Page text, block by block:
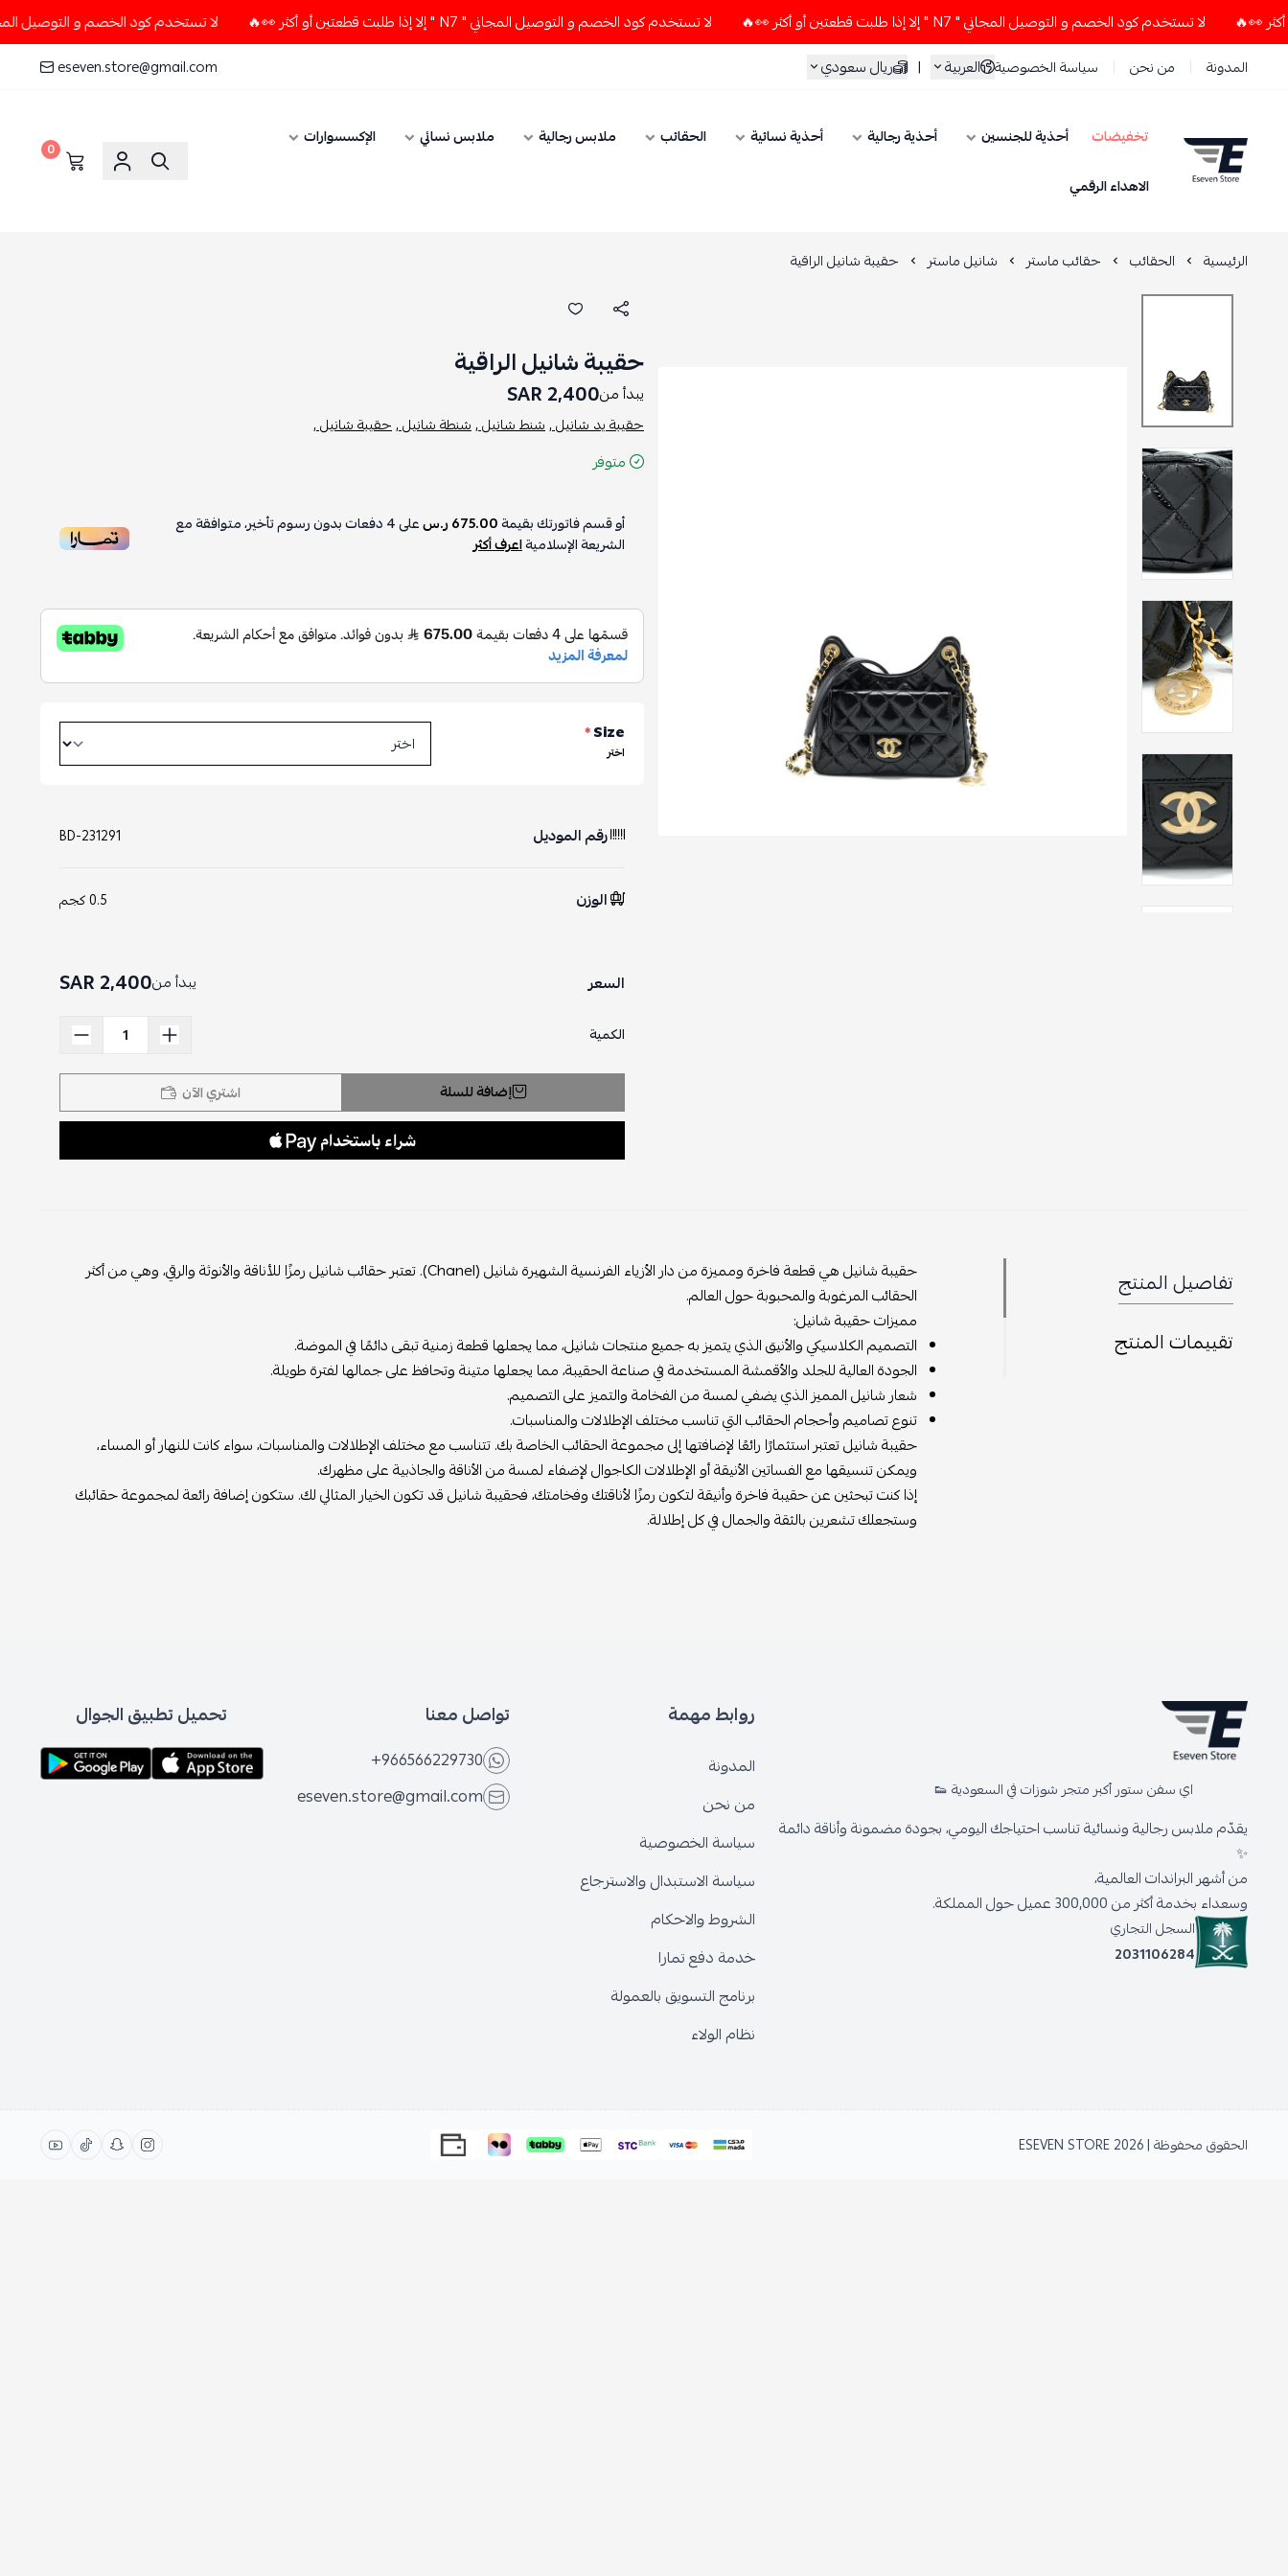
لا تستخدم كود الخصم و التوصيل المجاني " N7 " إلا إذا طلبت قطعتين أو أكثر 👀🔥 لا تستخدم كود الخصم و التوصيل المجاني " N7 " إلا إذا طلبت قطعتين أو أكثر 👀🔥 لا تستخدم كود الخصم و التوصيل المجاني " N7 " إلا إذا طلبت قطعتين أو أكثر 👀🔥
المدونة من نحن سياسة الخصوصية العربية | ريال سعودي eseven.store@gmail.com
ESEVEN STORE
تخفيضات أحذية للجنسين أحذية رجالية أحذية نسائية الحقائب ملابس رجالية ملابس نسائي
الإكسسوارات
الاهداء الرقمي
0
الرئيسية الحقائب حقائب ماستر شانيل ماستر حقيبة شانيل الراقية
حقيبة شانيل الراقية
يبدأ من2,400 SAR
حقيبة يد شانيل ,شنط شانيل ,شنطة شانيل ,حقيبة شانيل ,
متوفر
أو قسم فاتورتك بقيمة675.00 ر.س على4دفعات بدون رسوم تأخير، متوافقة مع
الشريعة الإسلاميةاعرف أكثر
Size
*
اختر
رقم الموديل BD-231291
الوزن 0.5 كجم
السعر يبدأ من2,400 SAR
الكمية
إضافة للسلة اشتري الآن
تفاصيل المنتج
تقييمات المنتج
حقيبة شانيل هي قطعة فاخرة ومميزة من دار الأزياء الفرنسية الشهيرة شانيل (Chanel). تعتبر حقائب شانيل رمزًا للأناقة والأنوثة والرقي، وهي من أكثر
الحقائب المرغوبة والمحبوبة حول العالم.
مميزات حقيبة شانيل:
التصميم الكلاسيكي والأنيق الذي يتميز به جميع منتجات شانيل، مما يجعلها قطعة زمنية تبقى دائمًا في الموضة.
الجودة العالية للجلد والأقمشة المستخدمة في صناعة الحقيبة، مما يجعلها متينة وتحافظ على جمالها لفترة طويلة.
شعار شانيل المميز الذي يضفي لمسة من الفخامة والتميز على التصميم.
تنوع تصاميم وأحجام الحقائب التي تناسب مختلف الإطلالات والمناسبات.
حقيبة شانيل تعتبر استثمارًا رائعًا لإضافتها إلى مجموعة الحقائب الخاصة بك. تتناسب مع مختلف الإطلالات والمناسبات، سواء كانت للنهار أو المساء،
ويمكن تنسيقها مع الفساتين الأنيقة أو الإطلالات الكاجوال لإضفاء لمسة من الأناقة والجاذبية على مظهرك.
إذا كنت تبحثين عن حقيبة فاخرة وأنيقة لتكون رمزًا لأناقتك وفخامتك، فحقيبة شانيل قد تكون الخيار المثالي لك. ستكون إضافة رائعة لمجموعة حقائبك
وستجعلك تشعرين بالثقة والجمال في كل إطلالة.
اي سفن ستور أكبر متجر شوزات في السعودية 👟
يقدّم ملابس رجالية ونسائية تناسب احتياجك اليومي، بجودة مضمونة وأناقة دائمة
✨
من أشهر البراندات العالمية،
وسعداء بخدمة أكثر من 300,000 عميل حول المملكة.
السجل التجاري
2031106284
روابط مهمة
المدونة
من نحن
سياسة الخصوصية
سياسة الاستبدال والاسترجاع
الشروط والاحكام
خدمة دفع تمارا
برنامج التسويق بالعمولة
نظام الولاء
تواصل معنا
+966566229730
eseven.store@gmail.com
تحميل تطبيق الجوال
الحقوق محفوظة | 2026 ESEVEN STORE